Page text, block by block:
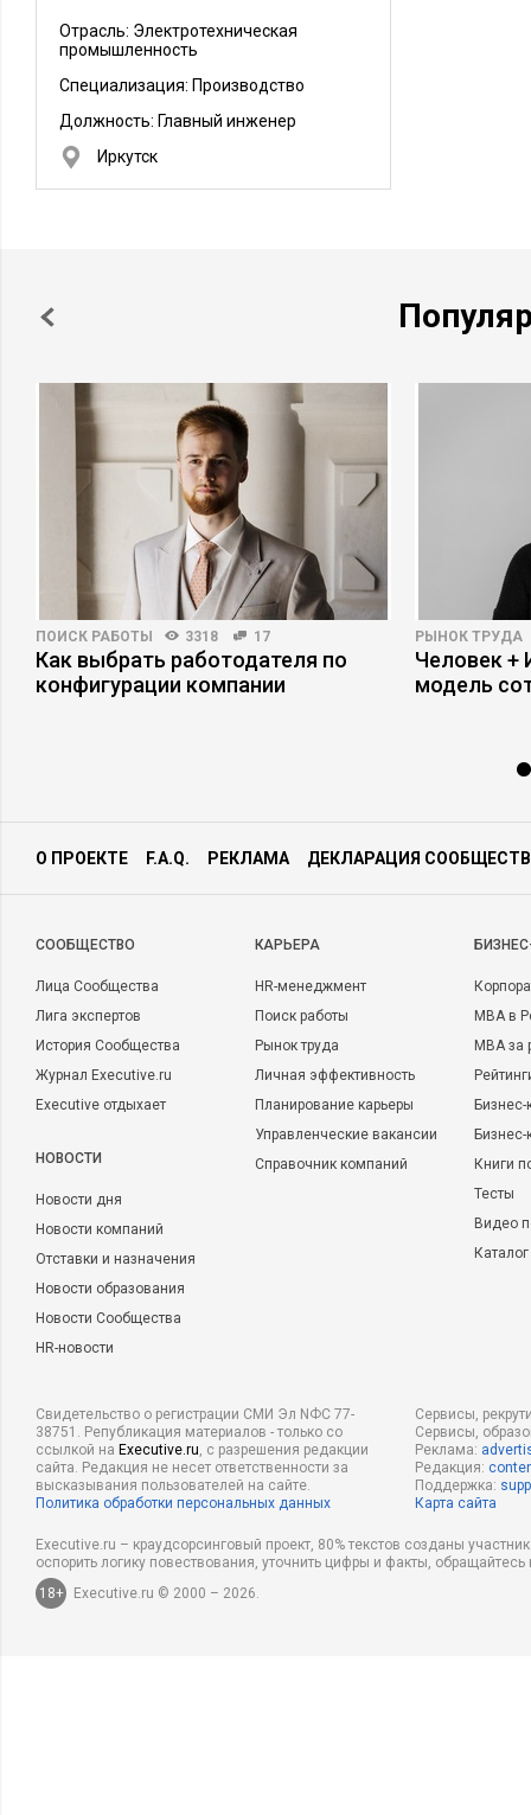
Отрасль: Электротехническая
промышленность
Специализация: Производство
Должность: Главный инженер
Иркутск
ПОИСК РАБОТЫ 3318 17
Как выбрать работодателя по
конфигурации компании
РЫНОК ТРУДА
Человек +
модель
О ПРОЕКТЕ F.A.Q. РЕКЛАМА ДЕКЛАРАЦИЯ
CООБЩЕСТВО
Лица Сообщества
Лига экспертов
История Сообщества
Журнал Executive.ru
Executive отдыхает
НОВОСТИ
Новости дня
Новости компаний
Отставки и назначения
Новости образования
Новости Сообщества
HR-новости
КАРЬЕРА
HR-менеджмент
Поиск работы
Рынок труда
Личная эффективность
Планирование карьеры
Управленческие вакансии
Справочник компаний
MBA в
MBA
Бизнес-
Книги
Тесты
Видео
Свидетельство о регистрации СМИ Эл NФС 77-
38751. Републикация материалов - только со
ссылкой на Executive.ru, с разрешения редакции
сайта. Редакция не несет ответственности за
высказывания пользователей на сайте.
Политика обработки персональных данных
Сервисы,
Сервисы,
Реклама:
Редакция:
Поддержка:
Карта сайта
Executive.ru – краудсорсинговый проект, 80% текстов созданы
оспорить логику повествования, уточнить цифры и факты,
18+
Executive.ru © 2000 – 2026.